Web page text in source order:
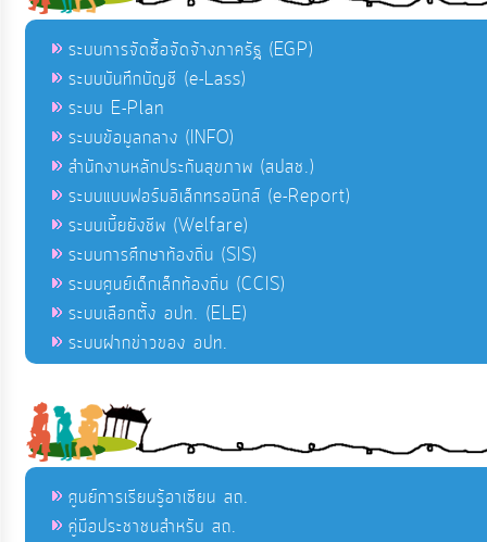
ระบบการจัดซื้อจัดจ้างภาครัฐ (EGP)
ระบบบันทึกบัญชี (e-Lass)
ระบบ E-Plan
ระบบข้อมูลกลาง (INFO)
สำนักงานหลักประกันสุขภาพ (สปสช.)
ระบบแบบฟอร์มอิเล็กทรอนิกส์ (e-Report)
ระบบเบี้ยยังชีพ (Welfare)
ระบบการศึกษาท้องถิ่น (SIS)
ระบบศูนย์เด็กเล็กท้องถิ่น (CCIS)
ระบบเลือกตั้ง อปท. (ELE)
ระบบฝากข่าวของ อปท.
ศูนย์การเรียนรู้อาเซียน สถ.
คู่มือประชาชนสำหรับ สถ.